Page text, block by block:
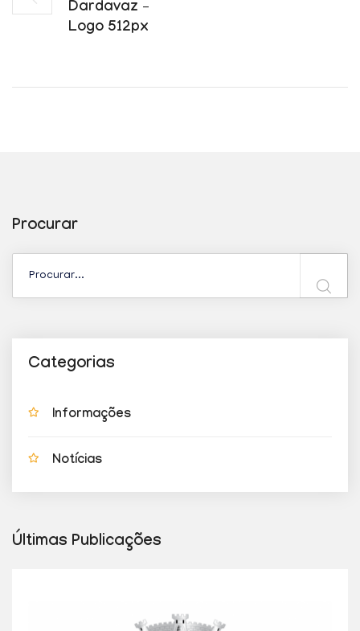
Dardavaz –
Logo 512px
Procurar
Categorias
Informações
Notícias
Últimas Publicações